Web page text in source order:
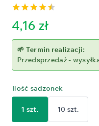
4.50 out
of 5
4,16 zł
🌱 Termin realizacji:
Przedsprzedaż -
Ilość sadzonek
1 szt. 10 szt.